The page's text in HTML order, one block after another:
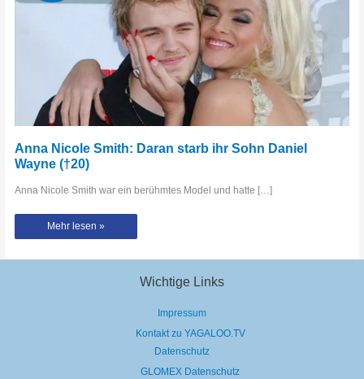
Anna Nicole Smith: Daran starb ihr Sohn Daniel
Wayne (†20)
Anna Nicole Smith war ein berühmtes Model und hatte […]
Anna
Smith:
starb
Mehr lesen »
Wichtige Links
Impressum
Kontakt zu YAGALOO.TV
Datenschutz
GLOMEX Datenschutz